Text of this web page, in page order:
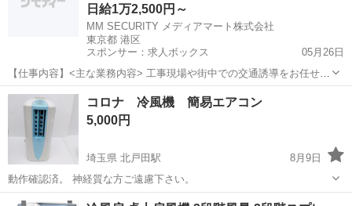
日給1万2,500円～
MM SECURITY メディアマート株式会社
東京都 港区
スポンサー：求人ボックス
05月26日
【仕事内容】<主な業務内容> 工事現場や街中での交通誘導をお任せし
ます。 日払い制度と週1日からの柔軟なシフトで、無理なく働けま
す。 ファン付きベストの支給など、熱中症・安全対策も万全です。 工
事現場での歩行者や車両の誘導 安全確...
アルバイト・パート / 契約社員
コロナ 冷風機 簡易エアコン
5,000円
埼玉県 北戸田駅
8月9日
動作確認済。 神経質な方ご遠慮下さい。
埼玉 蕨市 北戸田駅 季節、空調家電